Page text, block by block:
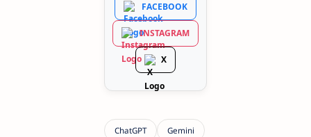
FACEBOOK
INSTAGRAM
X